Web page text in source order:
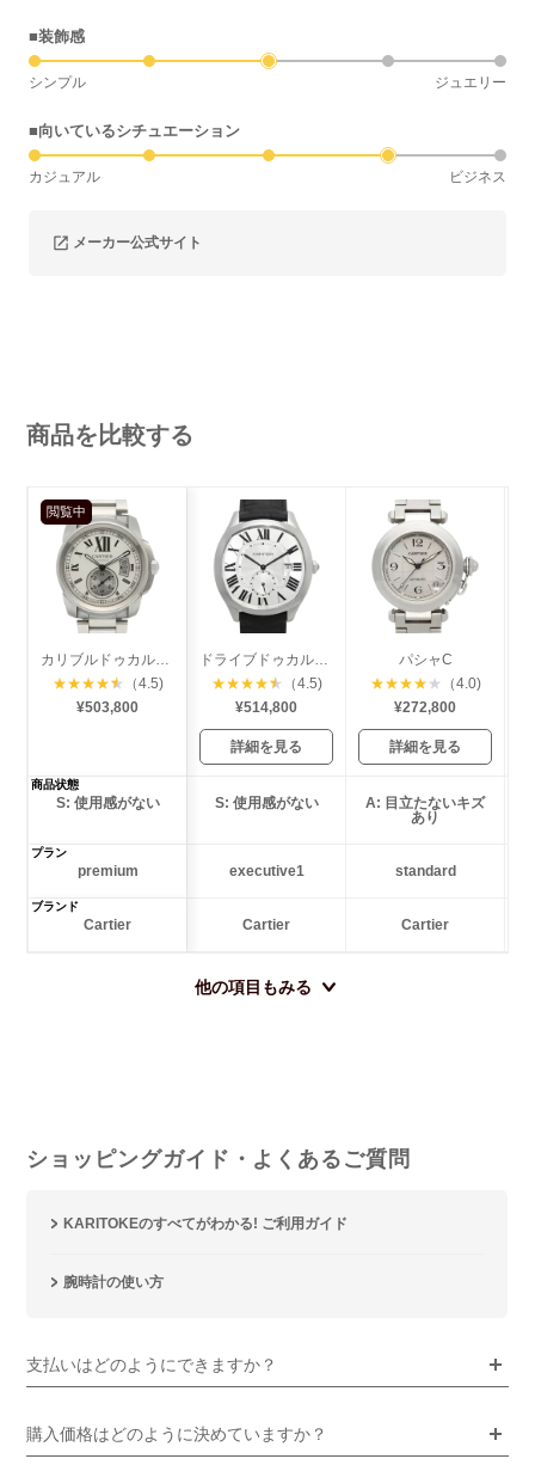
■装飾感
シンプル ジュエリー
■向いているシチュエーション
カジュアル ビジネス
メーカー公式サイト
商品を比較する
閲覧中
カリブルドゥカルティエ
★★★★★
（4.5)
¥503,800
ドライブドゥカルティエ
★★★★★
（4.5)
¥514,800
詳細を見る
パシャC
★★★★ ★
（4.0)
¥272,800
詳細を見る
商品状態
S: 使用感がない S: 使用感がない
A: 目立たないキズ
あり
プラン
premium executive1 standard
ブランド
Cartier Cartier Cartier
他の項目もみる
ショッピングガイド・よくあるご質問
KARITOKEのすべてがわかる! ご利用ガイド
腕時計の使い方
支払いはどのようにできますか？
購入価格はどのように決めていますか？